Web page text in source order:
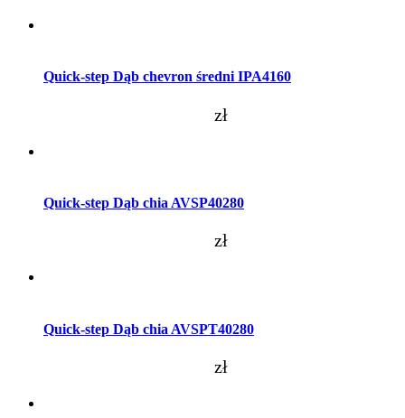
Quick-step Dąb chevron średni IPA4160
zł
Quick-step Dąb chia AVSP40280
zł
Quick-step Dąb chia AVSPT40280
zł